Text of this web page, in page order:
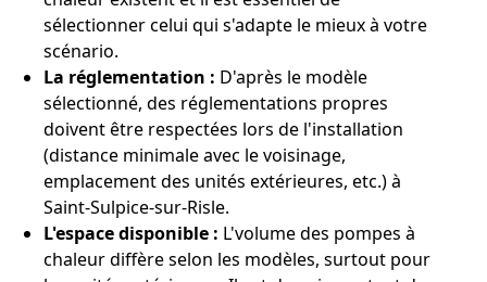
sélectionner celui qui s'adapte le mieux à votre
scénario.
La réglementation : D'après le modèle
sélectionné, des réglementations propres
doivent être respectées lors de l'installation
(distance minimale avec le voisinage,
emplacement des unités extérieures, etc.) à
Saint-Sulpice-sur-Risle.
L'espace disponible : L'volume des pompes à
chaleur diffère selon les modèles, surtout pour